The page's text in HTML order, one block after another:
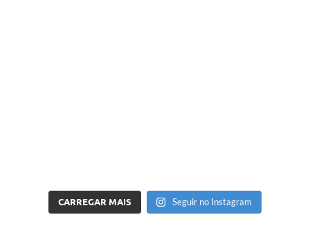
CARREGAR MAIS Seguir no Instagram